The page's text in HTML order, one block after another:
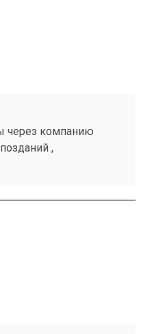
через компанию
,